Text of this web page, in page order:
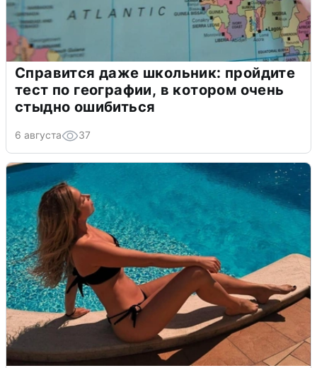
Справится даже школьник: пройдите
тест по географии, в котором очень
стыдно ошибиться
6 августа 37